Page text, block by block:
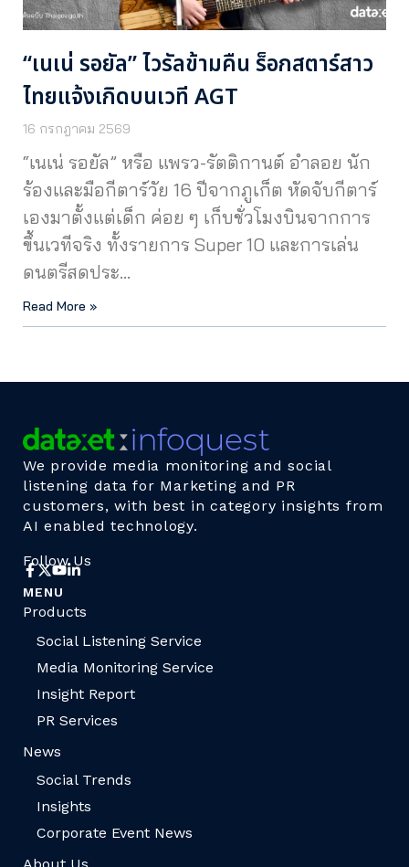
“เนเน่ รอยัล” ไวรัลข้ามคืน ร็อกสตาร์สาว
ไทยแจ้งเกิดบนเวที AGT
16 กรกฎาคม 2569
“เนเน่ รอยัล” หรือ แพรว-รัตติกานต์ อำลอย นัก
ร้องและมือกีตาร์วัย 16 ปีจากภูเก็ต หัดจับกีตาร์
เองมาตั้งแต่เด็ก ค่อย ๆ เก็บชั่วโมงบินจากการ
ขึ้นเวทีจริง ทั้งรายการ Super 10 และการเล่น
ดนตรีสดประ…
Read More »
We provide media monitoring and social
listening data for Marketing and PR
customers, with best in category insights from
AI enabled technology.
Follow Us
MENU
Products
Social Listening Service
Media Monitoring Service
Insight Report
PR Services
News
Social Trends
Insights
Corporate Event News